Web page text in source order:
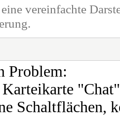
eine vereinfachte
Problem:
Schaltflächen,